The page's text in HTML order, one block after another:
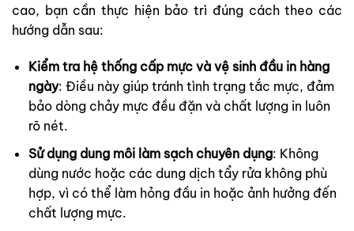
cao, bạn cần thực hiện bảo trì đúng cách theo các
hướng dẫn sau:
Kiểm tra hệ thống cấp mực và vệ sinh đầu in hàng
ngày: Điều này giúp tránh tình trạng tắc mực, đảm
bảo dòng chảy mực đều đặn và chất lượng in luôn
rõ nét.
Sử dụng dung môi làm sạch chuyên dụng: Không
dùng nước hoặc các dung dịch tẩy rửa không phù
hợp, vì có thể làm hỏng đầu in hoặc ảnh hưởng đến
chất lượng mực.